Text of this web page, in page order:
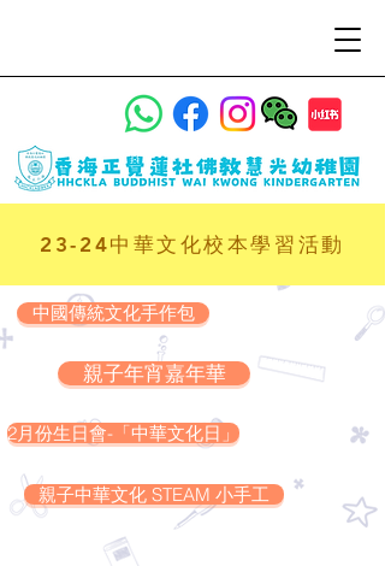
23-24中華文化校本學習活動
中國傳統文化手作包
親子年宵嘉年華
2月份生日會-「中華文化日」
親子中華文化 STEAM 小手工